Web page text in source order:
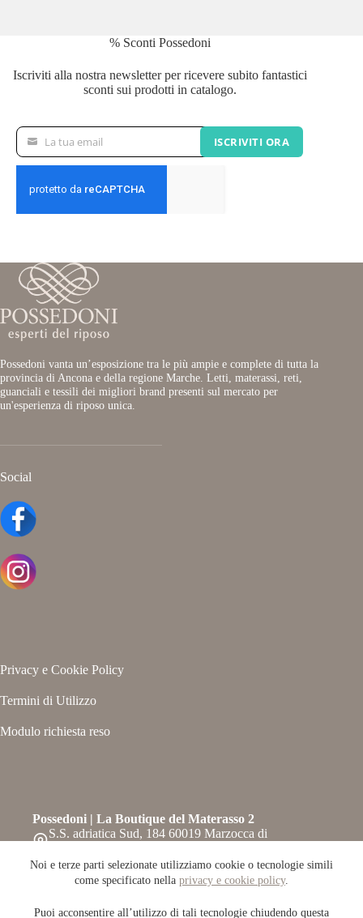
Noi e terze parti selezionate utilizziamo cookie o tecnologie simili
come specificato nella privacy e cookie policy.
Puoi acconsentire all’utilizzo di tali tecnologie chiudendo questa
% Sconti Possedoni
Iscriviti alla nostra newsletter per ricevere subito fantastici
sconti sui prodotti in catalogo.
La
tua
La tua email ISCRIVITI ORA
Possedoni vanta un’esposizione tra le più ampie e complete di tutta la
provincia di Ancona e della regione Marche. Letti, materassi, reti,
guanciali e tessili dei migliori brand presenti sul mercato per
un'esperienza di riposo unica.
Social
Privacy e Cookie Policy
Termini di Utilizzo
Modulo richiesta reso
Possedoni | La Boutique del Materasso 2
S.S. adriatica Sud, 184 60019 Marzocca di
Telefono:
071-6609708
Email: